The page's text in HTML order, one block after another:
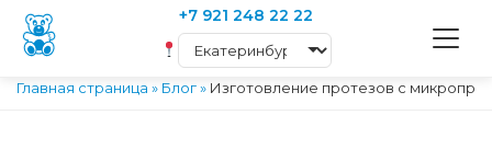
+7 921 248 22 22
Главная страница » Блог» Изготовление протезов с